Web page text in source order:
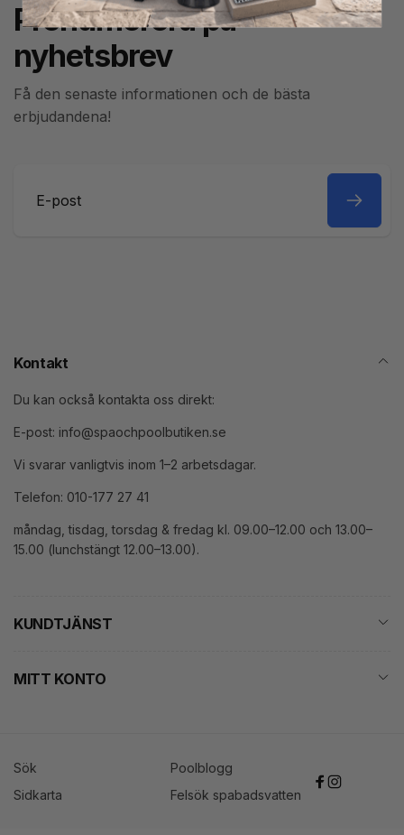
Prenumerera på
nyhetsbrev
Få den senaste informationen och de bästa
erbjudandena!
Kontakt
Du kan också kontakta oss direkt:
E-post: info@spaochpoolbutiken.se
Vi svarar vanligtvis inom 1–2 arbetsdagar.
Telefon: 010-177 27 41
måndag, tisdag, torsdag & fredag kl. 09.00–12.00 och 13.00–
15.00 (lunchstängt 12.00–13.00).
KUNDTJÄNST
MITT KONTO
Sök
Poolblogg
Sidkarta
Felsök spabadsvatten Facebook
Instagram